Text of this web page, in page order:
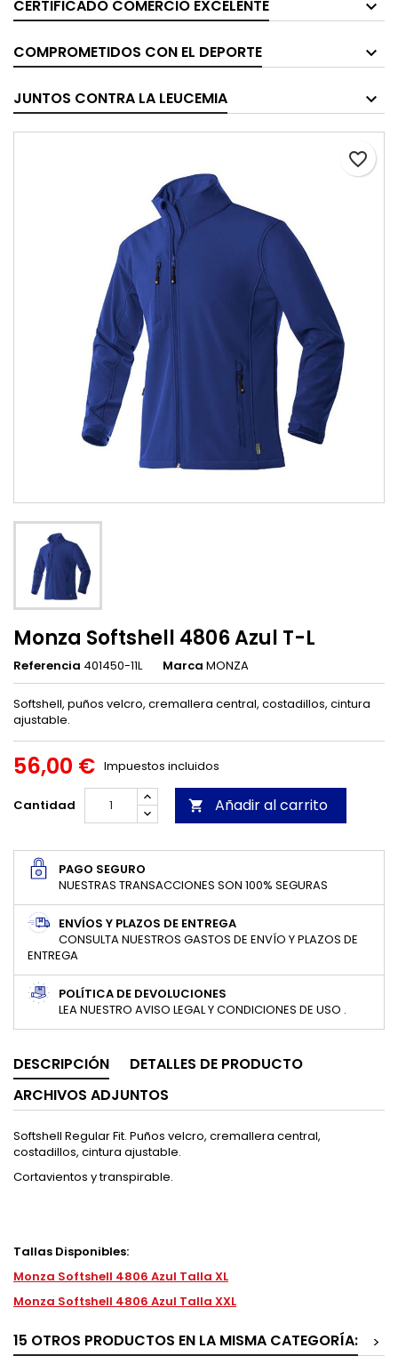
CERTIFICADO COMERCIO EXCELENTE
COMPROMETIDOS CON EL DEPORTE
JUNTOS CONTRA LA LEUCEMIA
favorite_border
Monza Softshell 4806 Azul T-L
Referencia 401450-11L Marca MONZA
Softshell, puños velcro, cremallera central, costadillos, cintura
ajustable.
56,00 € Impuestos incluidos
Cantidad  Añadir al carrito
PAGO SEGURO
NUESTRAS TRANSACCIONES SON 100% SEGURAS
ENVÍOS Y PLAZOS DE ENTREGA
CONSULTA NUESTROS GASTOS DE ENVÍO Y PLAZOS DE
ENTREGA
POLÍTICA DE DEVOLUCIONES
LEA NUESTRO AVISO LEGAL Y CONDICIONES DE USO .
DESCRIPCIÓN
DETALLES DE PRODUCTO
ARCHIVOS ADJUNTOS
Softshell Regular Fit. Puños velcro, cremallera central,
costadillos, cintura ajustable.
Cortavientos y transpirable.
Tallas Disponibles:
Monza Softshell 4806 Azul Talla XL
Monza Softshell 4806 Azul Talla XXL
15 OTROS PRODUCTOS EN LA MISMA CATEGORÍA:
>